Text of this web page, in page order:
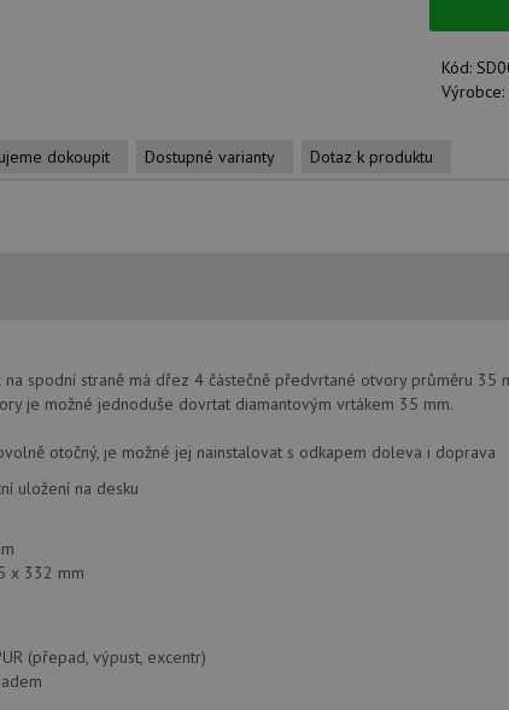
Kód:
Výrobce:
dokoupit Dostupné varianty Dotaz k produktu
na spodní straně má dřez 4 částečně předvrtané otvory průměru 35
je možné jednoduše dovrtat diamantovým vrtákem 35 mm.
otočný, je možné jej nainstalovat s odkapem doleva i doprava
uložení na desku
x 332 mm
(přepad, výpust, excentr)